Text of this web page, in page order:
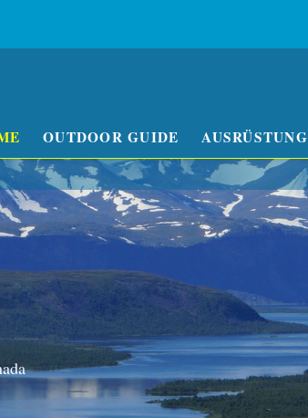
OUTDOOR GUIDE AUSRÜSTUNG